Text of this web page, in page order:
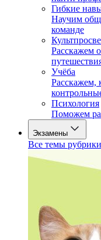
Гибкие
Научим
команде
Расскажем
Учёба
Расскажем,
Психология
Поможем
Экзамены
Все темы